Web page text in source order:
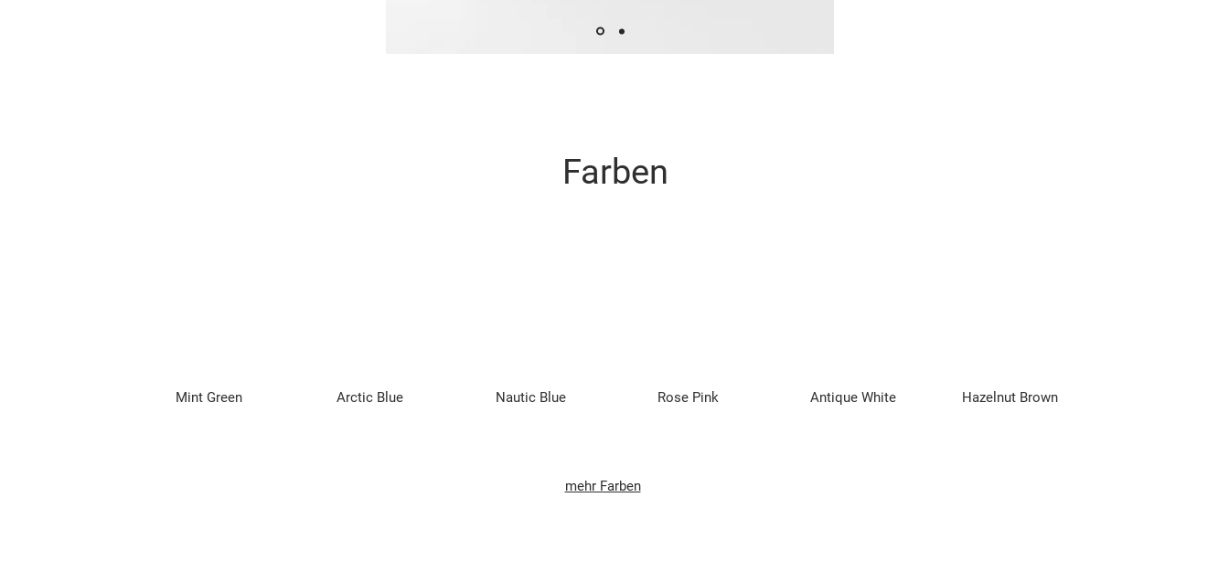
Farben
Mint Green Arctic Blue Nautic Blue Rose Pink Antique White Hazelnut Brown
mehr Farben